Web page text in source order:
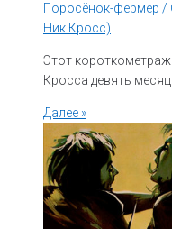
Поросёнок-фермер /
Ник Кросс)
Этот
Кросса девять
Далее »